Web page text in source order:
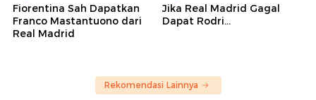
Fiorentina Sah Dapatkan
Franco Mastantuono dari
Real Madrid
Jika Real Madrid Gagal
Dapat Rodri...
Rekomendasi Lainnya